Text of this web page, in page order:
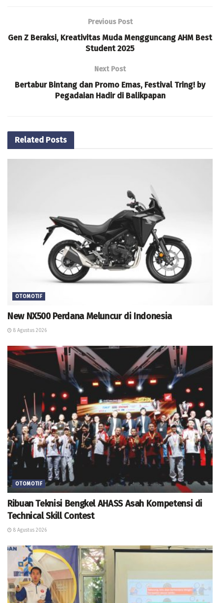
Previous Post
Gen Z Beraksi, Kreativitas Muda Mengguncang AHM Best
Student 2025
Next Post
Bertabur Bintang dan Promo Emas, Festival Tring! by
Pegadaian Hadir di Balikpapan
Related Posts
OTOMOTIF
New NX500 Perdana Meluncur di Indonesia
8 Agustus 2026
OTOMOTIF
Ribuan Teknisi Bengkel AHASS Asah Kompetensi di
Technical Skill Contest
8 Agustus 2026